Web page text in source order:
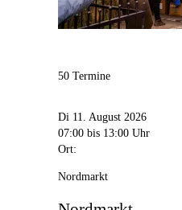
50 Termine
Di 11. August 2026
07:00 bis 13:00 Uhr
Ort:
Nordmarkt